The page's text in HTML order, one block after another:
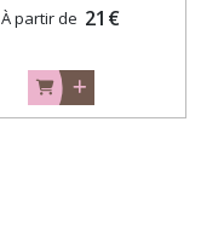
À partir de 21 €